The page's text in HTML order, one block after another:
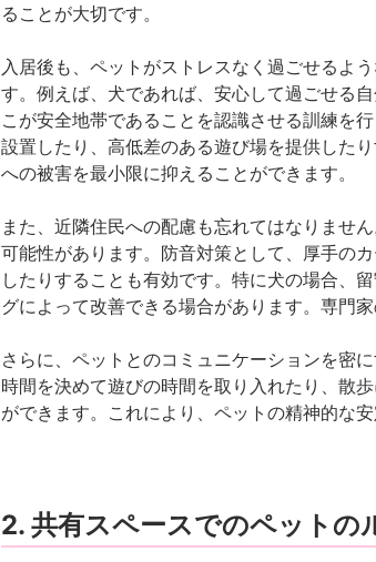
ることが大切です。
入居後も、ペットがストレスなく過ごせるよ
す。例えば、犬であれば、安心して過ごせる
こが安全地帯であることを認識させる訓練を
設置したり、高低差のある遊び場を提供した
への被害を最小限に抑えることができます。
また、近隣住民への配慮も忘れてはなりませ
可能性があります。防音対策として、厚手の
したりすることも有効です。特に犬の場合、
グによって改善できる場合があります。専門
さらに、ペットとのコミュニケーションを密
時間を決めて遊びの時間を取り入れたり、散
ができます。これにより、ペットの精神的な
2. 共有スペースでのペットの